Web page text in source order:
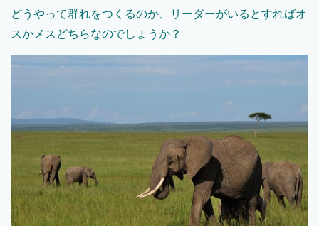
どうやって群れをつくるのか、リーダーがいるとすればオ
スかメスどちらなのでしょうか？